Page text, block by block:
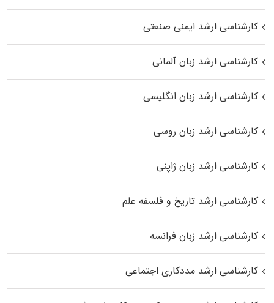
کارشناسی ارشد ایمنی صنعتی
کارشناسی ارشد زبان آلمانی
کارشناسی ارشد زبان انگلیسی
کارشناسی ارشد زبان روسی
کارشناسی ارشد زبان ژاپنی
کارشناسی ارشد تاریخ و فلسفه علم
کارشناسی ارشد زبان فرانسه
کارشناسی ارشد مددکاری اجتماعی